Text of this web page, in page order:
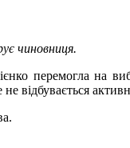
чиновниця.
перемогла на
відбувається